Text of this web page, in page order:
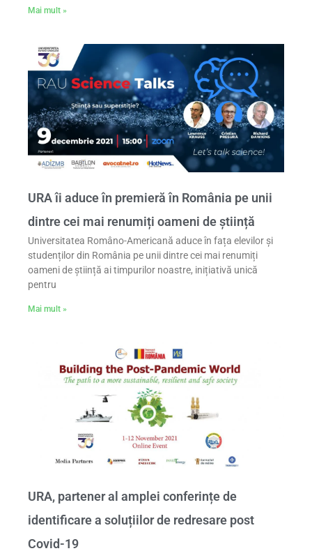
Mai mult »
URA îi aduce în premieră în România pe unii
dintre cei mai renumiți oameni de știință
Universitatea Româno-Americană aduce în fața elevilor și
studenților din România pe unii dintre cei mai renumiți
oameni de știință ai timpurilor noastre, inițiativă unică
pentru
Mai mult »
URA, partener al amplei conferințe de
identificare a soluțiilor de redresare post
Covid-19